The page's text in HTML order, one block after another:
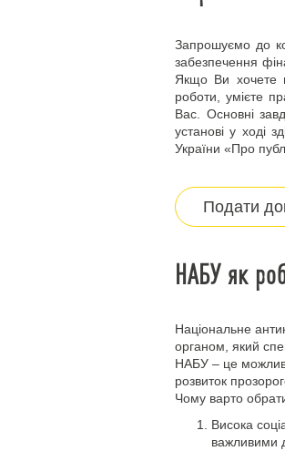
Запрошуємо до
забезпечення
Якщо Ви хочете
роботи, умієте
Вас. Основні
установі у ході
України «Про
Подати
НАБУ як
Національне
органом, який
НАБУ – це
розвиток
Чому варто
Висока
важливими